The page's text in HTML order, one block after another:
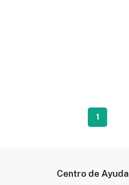
1
Centro de Ayuda